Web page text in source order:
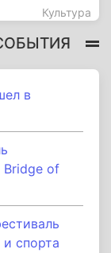
Культура
в
Bridge of
спорта